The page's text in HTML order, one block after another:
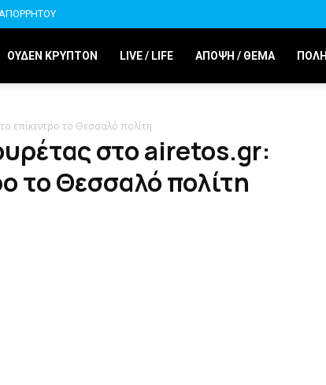
ΟΥΔΕΝ ΚΡΥΠΤΟΝ LIVE / LIFE ΑΠΟΨΗ / ΘΕΜΑ ΠΟΛΗ
επίκεντρο το Θεσσαλό πολίτη
στο airetos.gr:
το Θεσσαλό πολίτη